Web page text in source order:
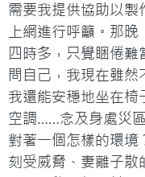
需要我提供協助以製
上網進行呼籲。那
四時多，只覺睏倦難
問自己，我現在雖然
我還能安穩地坐在椅
空調……念及身處災
對著一個怎樣的環境
刻受威脅、妻離子散